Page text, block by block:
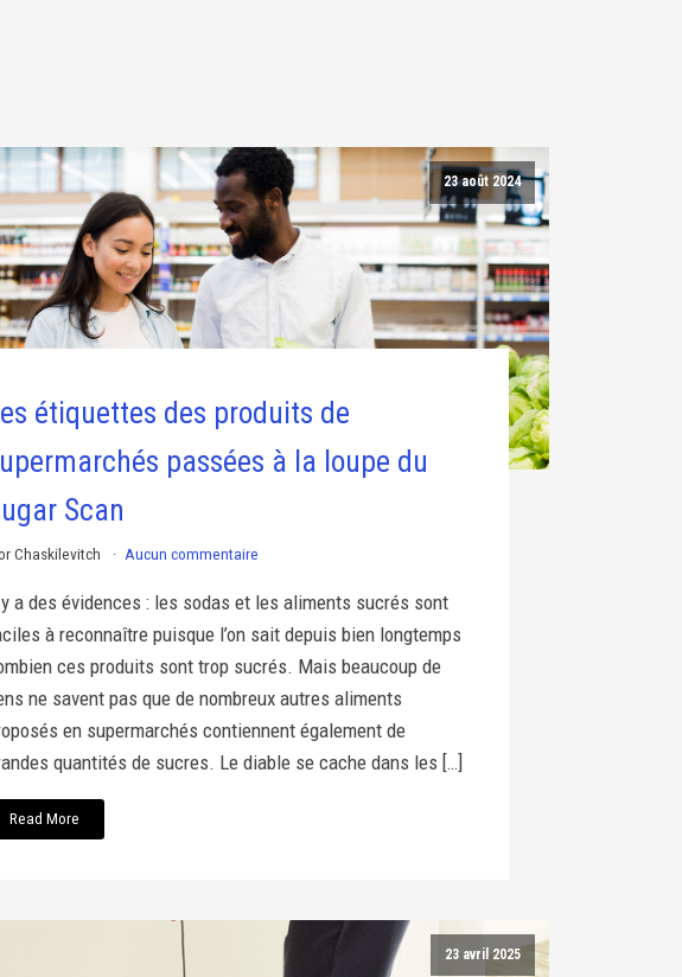
23 août 2024
étiquettes des produits de
passées à la loupe du
Scan
Chaskilevitch Aucun commentaire
a des évidences : les sodas et les aliments sucrés sont
à reconnaître puisque l’on sait depuis bien longtemps
ces produits sont trop sucrés. Mais beaucoup de
ne savent pas que de nombreux autres aliments
en supermarchés contiennent également de
quantités de sucres. Le diable se cache dans les […]
Read More
23 avril 2025